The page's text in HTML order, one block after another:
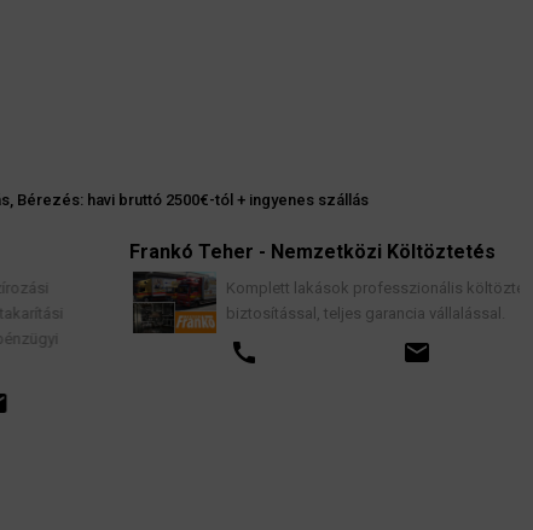
Bérezés: havi bruttó 2500€-tól + ingyenes szállás
Frankó Teher - Nemzetközi Költöztetés
Komplett lakások professzionális költöztetése
biztosítással, teljes garancia vállalással.